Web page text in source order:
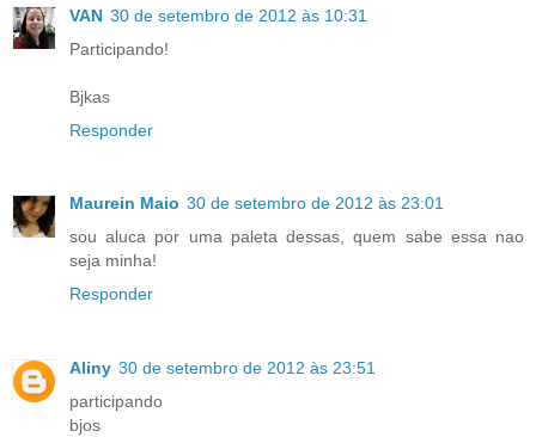
VAN 30 de setembro de 2012 às 10:31
Participando!
Bjkas
Responder
Maurein Maio 30 de setembro de 2012 às 23:01
sou aluca por uma paleta dessas, quem sabe essa nao
seja minha!
Responder
Aliny 30 de setembro de 2012 às 23:51
participando
bjos